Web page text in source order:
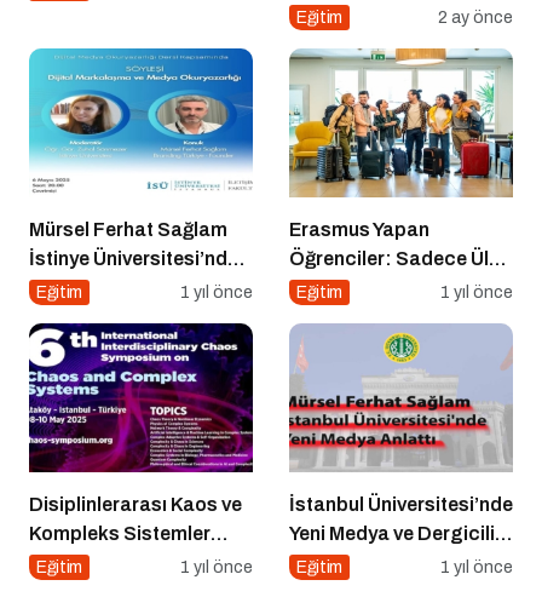
ve Duygu Yönetimi
Eğitim 2 ay önce
Mürsel Ferhat Sağlam
İstinye Üniversitesi’nde
Dijital Medya
Kapsamında
Konuşacak!
Eğitim 1 yıl önce
Erasmus Yapan
Öğrenciler: Sadece Ülke
Değil, Bakış Açısı da
Eğitim 1 yıl önce
Disiplinlerarası Kaos ve
Kompleks Sistemler
Sempozyumu İçin Geri
Eğitim 1 yıl önce
İstanbul Üniversitesi’nde
Yeni Medya ve Dergicilik
Konuşuldu
Eğitim 1 yıl önce